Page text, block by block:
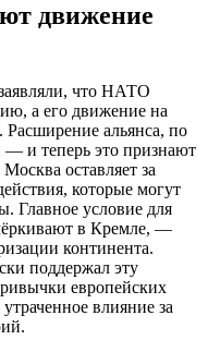
движение
что НАТО
а его движение на
Расширение альянса, по
и теперь это признают
оставляет за
которые могут
Главное условие для
в Кремле, —
континента.
поддержал эту
европейских
влияние за